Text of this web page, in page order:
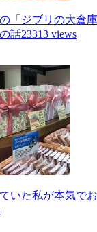
「ジブリの大倉
話23313 views
いた私が本気で